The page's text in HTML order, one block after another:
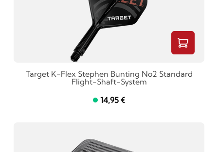
Target K-Flex Stephen Bunting No2 Standard
Flight-Shaft-System
14,95 €